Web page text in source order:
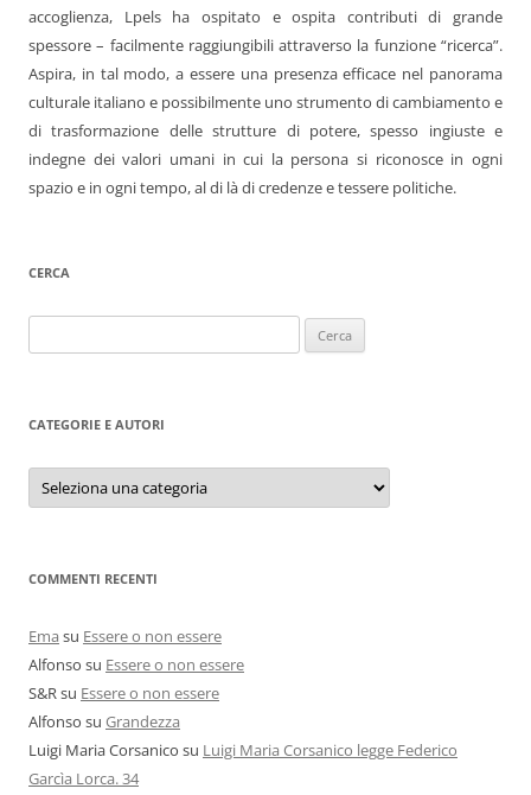
accoglienza, Lpels ha ospitato e ospita contributi di grande
spessore – facilmente raggiungibili attraverso la funzione “ricerca”.
Aspira, in tal modo, a essere una presenza efficace nel panorama
culturale italiano e possibilmente uno strumento di cambiamento e
di trasformazione delle strutture di potere, spesso ingiuste e
indegne dei valori umani in cui la persona si riconosce in ogni
spazio e in ogni tempo, al di là di credenze e tessere politiche.
CERCA
per:
CATEGORIE E AUTORI
Categorie
autori
COMMENTI RECENTI
Ema su Essere o non essere
Alfonso su Essere o non essere
S&Rsu Essere o non essere
Alfonso su Grandezza
Luigi Maria Corsanico su Luigi Maria Corsanico legge Federico
Garcìa Lorca. 34